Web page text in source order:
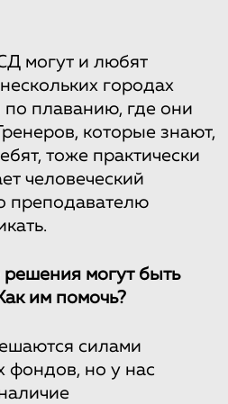
могут и любят
городах
по плаванию, где они
которые знают,
тоже практически
человеческий
преподавателю
могут быть
им помочь?
силами
фондов, но у нас